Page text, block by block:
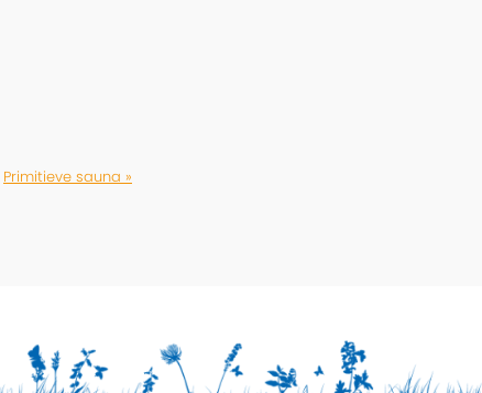
Primitieve sauna »